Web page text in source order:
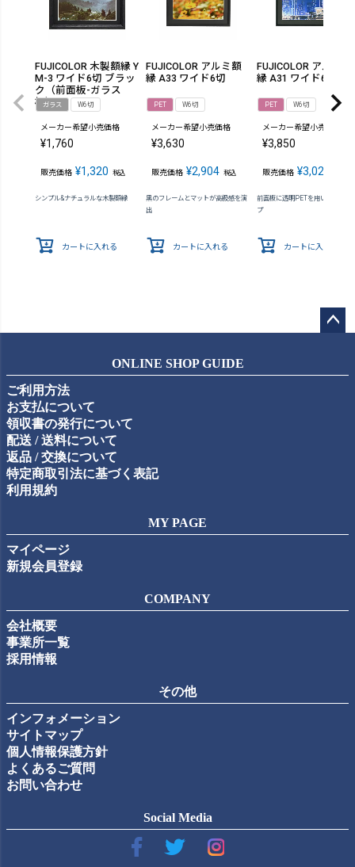
FUJICOLOR 木製額縁 Y
M-3 ワイド6切 ブラッ
ク（前面板-ガラス
板）
ガラス W6切
メーカー希望小売価格
¥1,760
販売価格 ¥1,320 税込
シンプル&ナチュラルな木製額縁
カートに入れる
FUJICOLOR アルミ額
縁 A33 ワイド6切
PET W6切
メーカー希望小売価格
¥3,630
販売価格 ¥2,904 税込
黒のフレームとマットが高級感を演
出
カートに入れる
FUJICOLOR アルミ額
縁 A31 ワイド6切
PET W6切
メーカー希望小売価格
¥3,850
販売価格 ¥3,025
前面板に透明PETを用いた軽量タ
プ
カートに入れる
ップ
ONLINE SHOP GUIDE
ご利用方法
お支払について
領収書の発行について
配送 / 送料について
返品 / 交換について
特定商取引法に基づく表記
利用規約
MY PAGE
マイページ
新規会員登録
COMPANY
会社概要
事業所一覧
採用情報
その他
インフォメーション
サイトマップ
個人情報保護方針
よくあるご質問
お問い合わせ
Social Media